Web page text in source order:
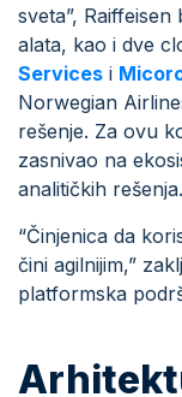
sveta”,
alata, kao i dve
Services i
Norwegian
rešenje. Za ovu
zasnivao na
analitičkih rešenja.
“Činjenica da
čini agilnijim,”
platformska